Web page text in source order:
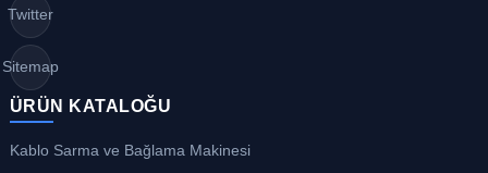
Twitter
Sitemap
ÜRÜN KATALOĞU
Kablo Sarma ve Bağlama Makinesi